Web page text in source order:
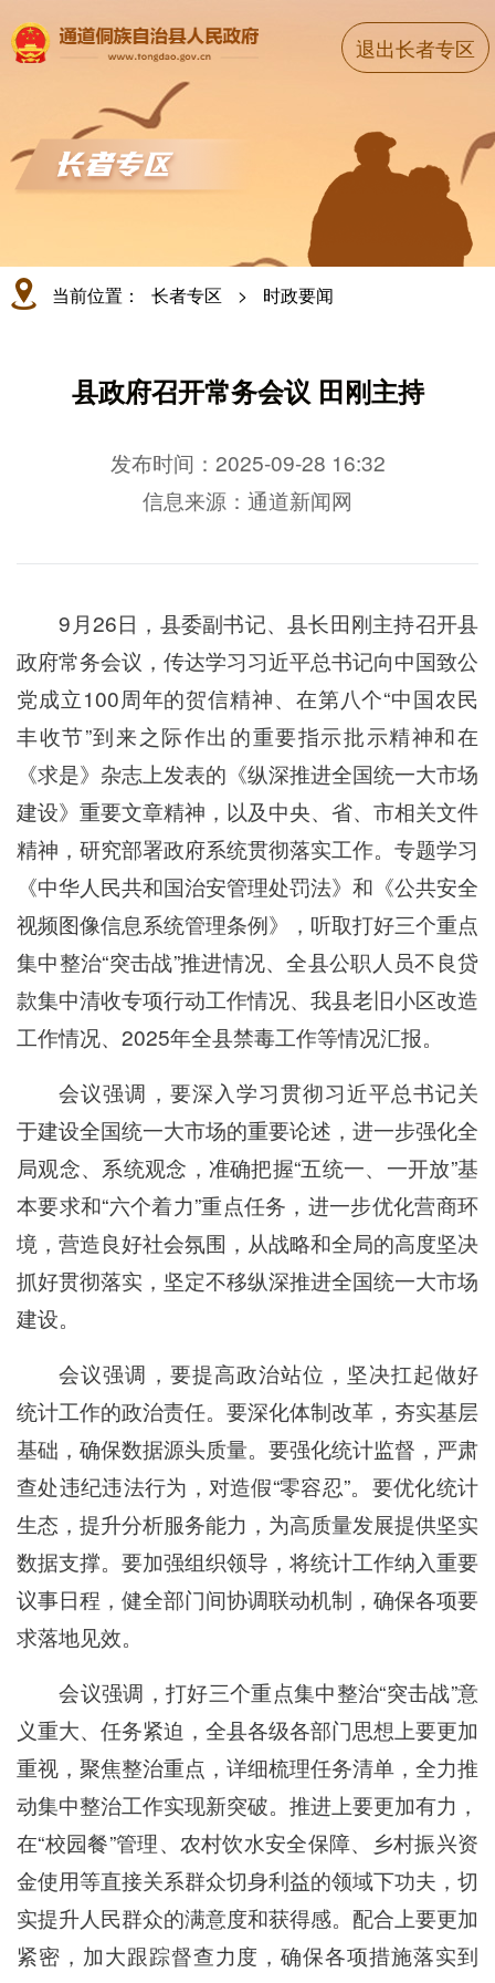
退出长者专区
当前位置： 长者专区 > 时政要闻
县政府召开常务会议 田刚主持
发布时间：2025-09-28 16:32
信息来源：通道新闻网
9月26日，县委副书记、县长田刚主持召开县
政府常务会议，传达学习习近平总书记向中国致公
党成立100周年的贺信精神、在第八个“中国农民
丰收节”到来之际作出的重要指示批示精神和在
《求是》杂志上发表的《纵深推进全国统一大市场
建设》重要文章精神，以及中央、省、市相关文件
精神，研究部署政府系统贯彻落实工作。专题学习
《中华人民共和国治安管理处罚法》和《公共安全
视频图像信息系统管理条例》，听取打好三个重点
集中整治“突击战”推进情况、全县公职人员不良贷
款集中清收专项行动工作情况、我县老旧小区改造
工作情况、2025年全县禁毒工作等情况汇报。
会议强调，要深入学习贯彻习近平总书记关
于建设全国统一大市场的重要论述，进一步强化全
局观念、系统观念，准确把握“五统一、一开放”基
本要求和“六个着力”重点任务，进一步优化营商环
境，营造良好社会氛围，从战略和全局的高度坚决
抓好贯彻落实，坚定不移纵深推进全国统一大市场
建设。
会议强调，要提高政治站位，坚决扛起做好
统计工作的政治责任。要深化体制改革，夯实基层
基础，确保数据源头质量。要强化统计监督，严肃
查处违纪违法行为，对造假“零容忍”。要优化统计
生态，提升分析服务能力，为高质量发展提供坚实
数据支撑。要加强组织领导，将统计工作纳入重要
议事日程，健全部门间协调联动机制，确保各项要
求落地见效。
会议强调，打好三个重点集中整治“突击战”意
义重大、任务紧迫，全县各级各部门思想上要更加
重视，聚焦整治重点，详细梳理任务清单，全力推
动集中整治工作实现新突破。推进上要更加有力，
在“校园餐”管理、农村饮水安全保障、乡村振兴资
金使用等直接关系群众切身利益的领域下功夫，切
实提升人民群众的满意度和获得感。配合上要更加
紧密，加大跟踪督查力度，确保各项措施落实到